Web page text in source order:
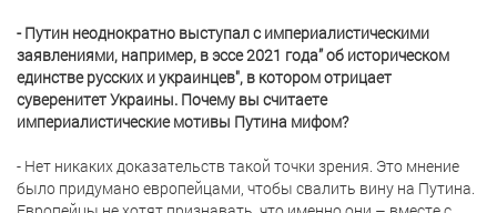
- Путин неоднократно выступал с империалистическими
заявлениями, например, в эссе 2021 года” об историческом
единстве русских и украинцев", в котором отрицает
суверенитет Украины. Почему вы считаете
империалистические мотивы Путина мифом?
- Нет никаких доказательств такой точки зрения. Это мнение
было придумано европейцами, чтобы свалить вину на Путина.